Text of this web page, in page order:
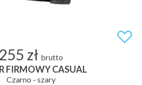
255 zł brutto
FIRMOWY CASUAL
Czarno - szary